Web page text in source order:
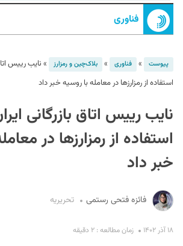
فناوری
پیوست » فناوری » بلاک‌چین و رمزارز » نایب رییس
استفاده از رمزارزها در معامله با روسیه خبر داد
نایب رییس اتاق بازرگانی
استفاده از رمزارزها در
خبر داد
فائزه فتحی رستمی تحریریه
۱۸ آذر ۱۴۰۲ زمان مطالعه : ۲ دقیقه